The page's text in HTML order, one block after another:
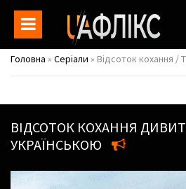
Головна » Серіали » Відсоток кохання / The Interest of Love /
ВІДСОТОК КОХАННЯ
УКРАЇНСЬКОЮ